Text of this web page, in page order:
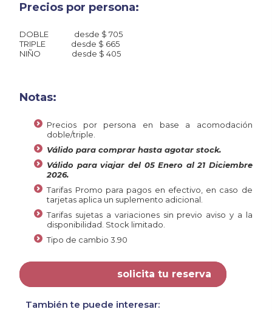
Precios por persona:
DOBLE desde $ 705
TRIPLE desde $ 665
NIÑO desde $ 405
Notas:
Precios por persona en base a acomodación
doble/triple.
Válido para comprar hasta agotar stock.
Válido para viajar del 05 Enero al 21 Diciembre
2026.
Tarifas Promo para pagos en efectivo, en caso de
tarjetas aplica un suplemento adicional.
Tarifas sujetas a variaciones sin previo aviso y a la
disponibilidad. Stock limitado.
Tipo de cambio 3.90
solicita tu reserva
También te puede interesar: